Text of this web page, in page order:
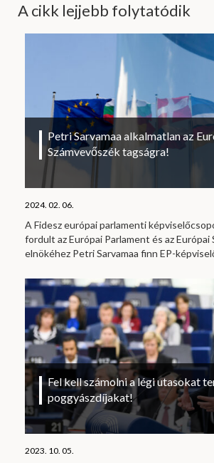
A cikk lejjebb folytatódik
Petri Sarvamaa alkalmatlan az
Számvevőszék tagságra!
2024. 02. 06.
A Fidesz európai parlamenti
fordult az Európai Parlament és az Európai
elnökéhez Petri Sarvamaa finn EP-
Fel kell számolni a légi utasokat
poggyászdíjakat!
2023. 10. 05.